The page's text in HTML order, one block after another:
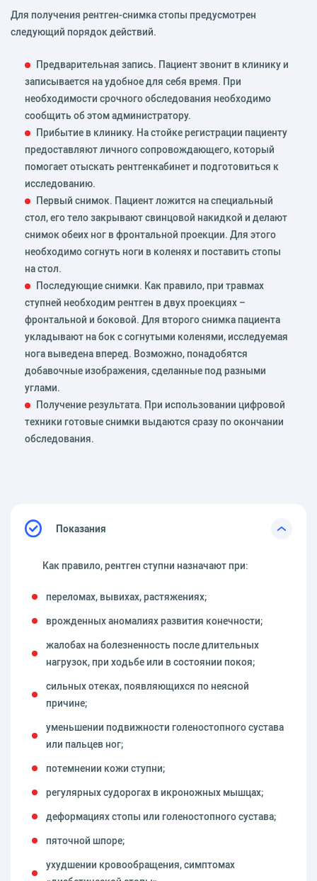
Для получения рентген-снимка стопы предусмотрен
следующий порядок действий.
Предварительная запись. Пациент звонит в клинику и
записывается на удобное для себя время. При
необходимости срочного обследования необходимо
сообщить об этом администратору.
Прибытие в клинику. На стойке регистрации пациенту
предоставляют личного сопровождающего, который
помогает отыскать рентгенкабинет и подготовиться к
исследованию.
Первый снимок. Пациент ложится на специальный
стол, его тело закрывают свинцовой накидкой и делают
снимок обеих ног в фронтальной проекции. Для этого
необходимо согнуть ноги в коленях и поставить стопы
на стол.
Последующие снимки. Как правило, при травмах
ступней необходим рентген в двух проекциях –
фронтальной и боковой. Для второго снимка пациента
укладывают на бок с согнутыми коленями, исследуемая
нога выведена вперед. Возможно, понадобятся
добавочные изображения, сделанные под разными
углами.
Получение результата. При использовании цифровой
техники готовые снимки выдаются сразу по окончании
обследования.
Показания
Как правило, рентген ступни назначают при:
переломах, вывихах, растяжениях;
врожденных аномалиях развития конечности;
жалобах на болезненность после длительных
нагрузок, при ходьбе или в состоянии покоя;
сильных отеках, появляющихся по неясной
причине;
уменьшении подвижности голеностопного сустава
или пальцев ног;
потемнении кожи ступни;
регулярных судорогах в икроножных мышцах;
деформациях стопы или голеностопного сустава;
пяточной шпоре;
ухудшении кровообращения, симптомах